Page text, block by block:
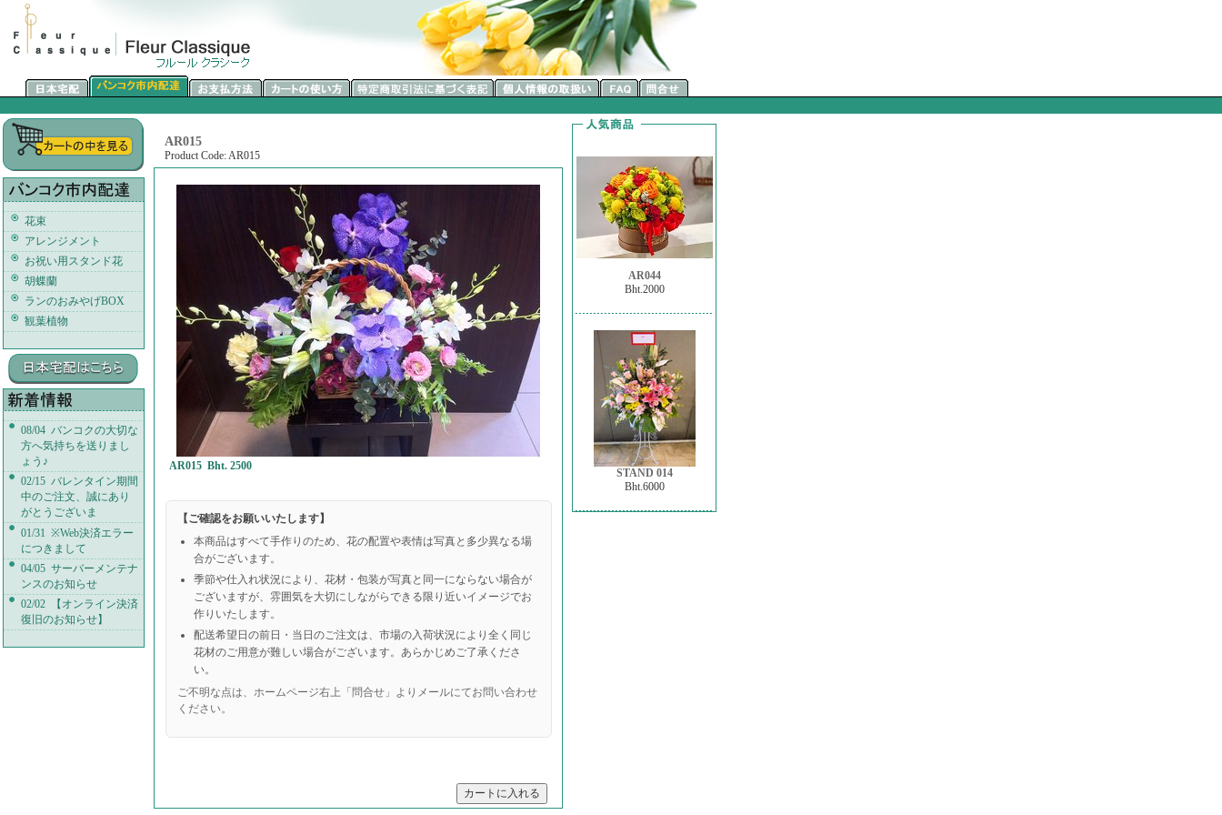
花束
アレンジメント
お祝い用スタンド花
胡蝶蘭
ランのおみやげBOX
観葉植物
08/04 バンコクの大切な
方へ気持ちを送りまし
ょう♪
02/15 バレンタイン期間
中のご注文、誠にあり
がとうございま
01/31 ※Web決済エラー
につきまして
04/05 サーバーメンテナ
ンスのお知らせ
02/02 【オンライン決済
復旧のお知らせ】
AR015
Product Code: AR015
AR015 Bht. 2500
【ご確認をお願いいたします】
本商品はすべて手作りのため、花の配置や表情は写真と多少異なる場
合がございます。
季節や仕入れ状況により、花材・包装が写真と同一にならない場合が
ございますが、雰囲気を大切にしながらできる限り近いイメージでお
作りいたします。
配送希望日の前日・当日のご注文は、市場の入荷状況により全く同じ
花材のご用意が難しい場合がございます。あらかじめご了承くださ
い。
ご不明な点は、ホームページ右上「問合せ」よりメールにてお問い合わせ
ください。
AR044
Bht.2000
STAND 014
Bht.6000